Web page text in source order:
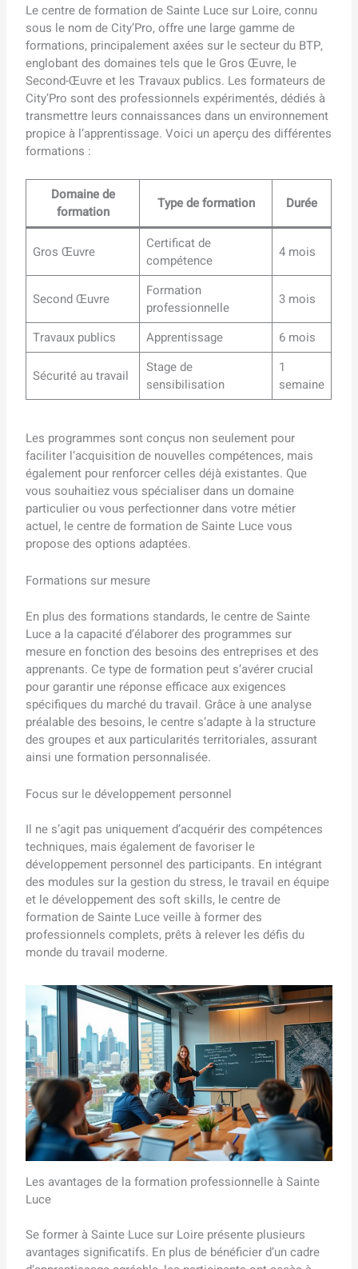
Le centre de formation de Sainte Luce sur Loire, connu
sous le nom de City’Pro, offre une large gamme de
formations, principalement axées sur le secteur du BTP,
englobant des domaines tels que le Gros Œuvre, le
Second-Œuvre et les Travaux publics. Les formateurs de
City’Pro sont des professionnels expérimentés, dédiés à
transmettre leurs connaissances dans un environnement
propice à l’apprentissage. Voici un aperçu des différentes
formations :
Domaine de
formation
Type de formation Durée
Gros Œuvre
Certificat de
compétence
4 mois
Second Œuvre
Formation
professionnelle
3 mois
Travaux publics Apprentissage 6 mois
Sécurité au travail
Stage de
sensibilisation
1
semaine
Les programmes sont conçus non seulement pour
faciliter l’acquisition de nouvelles compétences, mais
également pour renforcer celles déjà existantes. Que
vous souhaitiez vous spécialiser dans un domaine
particulier ou vous perfectionner dans votre métier
actuel, le centre de formation de Sainte Luce vous
propose des options adaptées.
Formations sur mesure
En plus des formations standards, le centre de Sainte
Luce a la capacité d’élaborer des programmes sur
mesure en fonction des besoins des entreprises et des
apprenants. Ce type de formation peut s’avérer crucial
pour garantir une réponse efficace aux exigences
spécifiques du marché du travail. Grâce à une analyse
préalable des besoins, le centre s’adapte à la structure
des groupes et aux particularités territoriales, assurant
ainsi une formation personnalisée.
Focus sur le développement personnel
Il ne s’agit pas uniquement d’acquérir des compétences
techniques, mais également de favoriser le
développement personnel des participants. En intégrant
des modules sur la gestion du stress, le travail en équipe
et le développement des soft skills, le centre de
formation de Sainte Luce veille à former des
professionnels complets, prêts à relever les défis du
monde du travail moderne.
Les avantages de la formation professionnelle à Sainte
Luce
Se former à Sainte Luce sur Loire présente plusieurs
avantages significatifs. En plus de bénéficier d’un cadre